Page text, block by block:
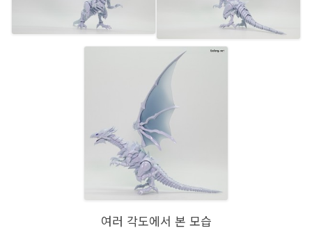
여러 각도에서 본 모습